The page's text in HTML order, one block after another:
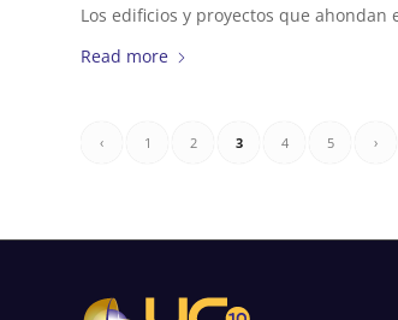
Los edificios y proyectos que
Read more
‹ 1 2 3 4 5 ›